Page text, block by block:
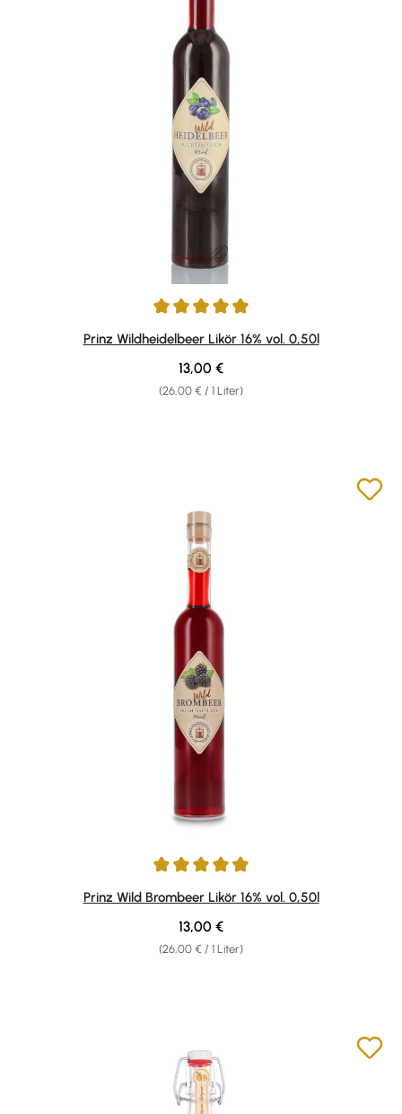
Durchschnittliche Bewertung von 4.89 von 5 Sternen
Prinz Wildheidelbeer Likör 16% vol. 0,50l
(26,00 € / 1 Liter)
Regulärer Preis:
13,00 €
Durchschnittliche Bewertung von 4.98 von 5 Sternen
Prinz Wild Brombeer Likör 16% vol. 0,50l
(26,00 € / 1 Liter)
Regulärer Preis:
13,00 €